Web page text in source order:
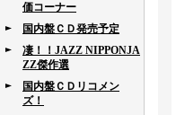
価コーナー
国内盤ＣＤ発売予定
凄！！JAZZ NIPPONJA
ZZ傑作選
国内盤ＣＤリコメン
ズ！